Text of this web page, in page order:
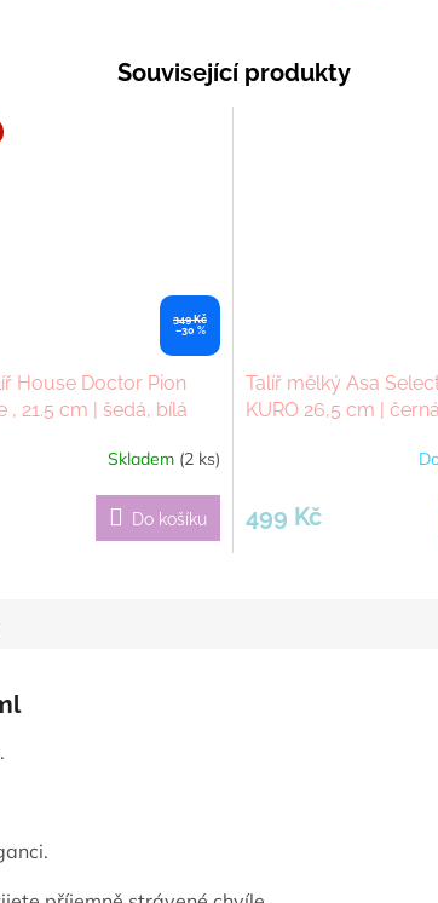
Související produkty
349 Kč
–30 %
House Doctor Pion
21.5 cm | šedá, bílá
Skladem (2 ks)
Do košíku
Talíř mělký Asa
KURO 26,5 cm | černá
499 Kč